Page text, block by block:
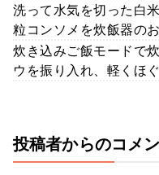
洗って水気を切った白
粒コンソメを炊飯器の
炊き込みご飯モードで
ウを振り入れ、軽くほぐ
投稿者からのコメ